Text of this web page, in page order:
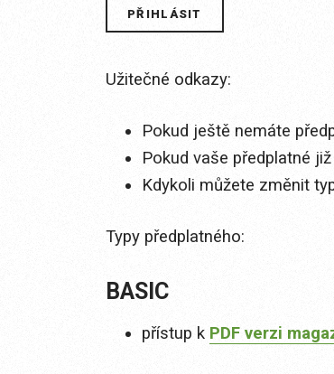
Užitečné odkazy:
Pokud ještě nemáte
Pokud vaše předplatné
Kdykoli můžete změnit
Typy předplatného:
BASIC
přístup k PDF verzi